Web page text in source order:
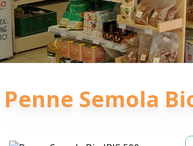
Penne Semola